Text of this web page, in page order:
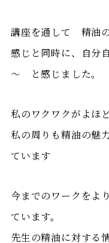
講座を通して 精油
感じと同時に、自分
～ と感じました。
私のワクワクがよほ
私の周りも精油の魅
ています
今までのワークをよ
ています。
先生の精油に対する